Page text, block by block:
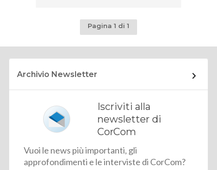
Pagina 1 di 1
Archivio Newsletter
Iscriviti alla
newsletter di
CorCom
Vuoi le news più importanti, gli
approfondimenti e le interviste di CorCom?